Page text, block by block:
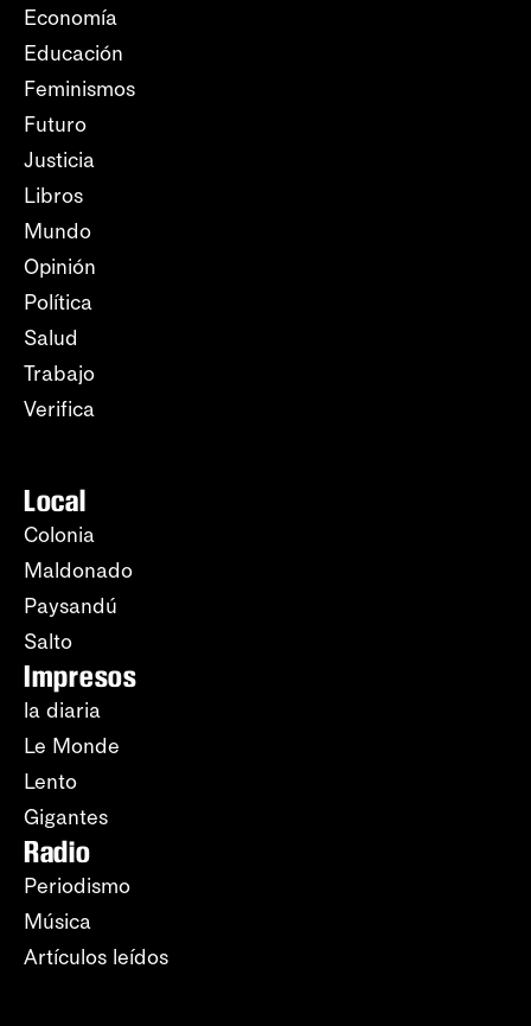
Economía
Educación
Feminismos
Futuro
Justicia
Libros
Mundo
Opinión
Política
Salud
Trabajo
Verifica
Local
Colonia
Maldonado
Paysandú
Salto
Impresos
la diaria
Le Monde
Lento
Gigantes
Radio
Periodismo
Música
Artículos leídos